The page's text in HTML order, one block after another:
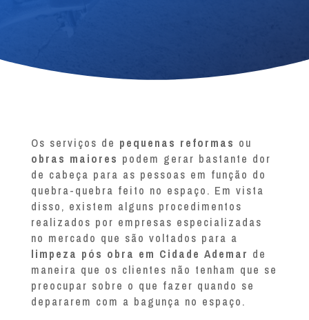
Os serviços de pequenas reformas ou
obras maiores podem gerar bastante dor
de cabeça para as pessoas em função do
quebra-quebra feito no espaço. Em vista
disso, existem alguns procedimentos
realizados por empresas especializadas
no mercado que são voltados para a
limpeza pós obra em Cidade Ademar de
maneira que os clientes não tenham que se
preocupar sobre o que fazer quando se
depararem com a bagunça no espaço.